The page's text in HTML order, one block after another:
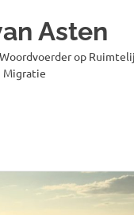
Asten
op
Migratie